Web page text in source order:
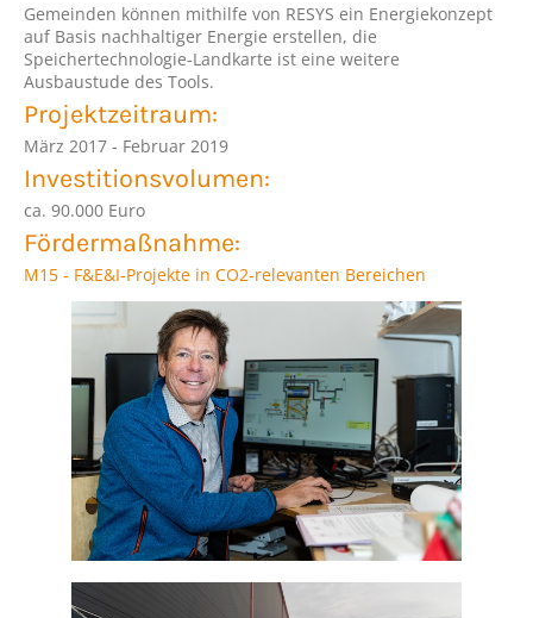
Gemeinden können mithilfe von RESYS ein Energiekonzept
auf Basis nachhaltiger Energie erstellen, die
Speichertechnologie-Landkarte ist eine weitere
Ausbaustude des Tools.
Projektzeitraum:
März 2017 - Februar 2019
Investitionsvolumen:
ca. 90.000 Euro
Fördermaßnahme:
M15 - F&E&I-Projekte in CO2-relevanten Bereichen